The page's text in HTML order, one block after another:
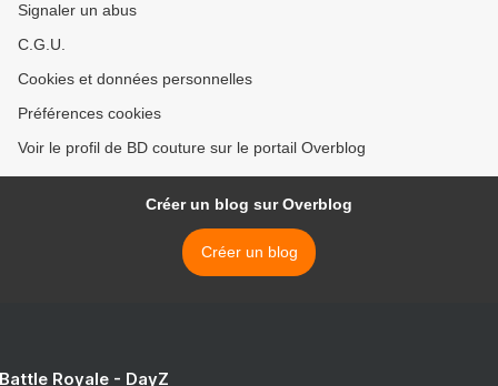
Signaler un abus
C.G.U.
Cookies et données personnelles
Préférences cookies
Voir le profil de BD couture sur le portail Overblog
Créer un blog sur Overblog
Créer un blog
Royale - DayZ